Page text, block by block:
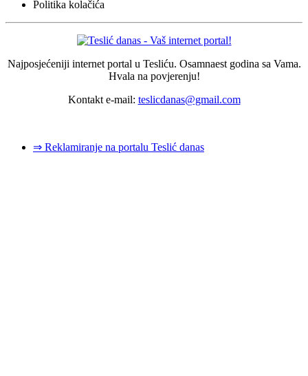
Politika kolačića
Najposjećeniji internet portal u Tesliću. Osamnaest godina sa Vama.
Hvala na povjerenju!
Kontakt e-mail: teslicdanas@gmail.com
⇒ Reklamiranje na portalu Teslić danas